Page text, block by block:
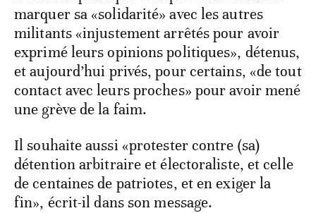
marquer sa «solidarité» avec les autres
militants «injustement arrêtés pour avoir
exprimé leurs opinions politiques», détenus,
et aujourd’hui privés, pour certains, «de tout
contact avec leurs proches» pour avoir mené
une grève de la faim.
Il souhaite aussi «protester contre (sa)
détention arbitraire et électoraliste, et celle
de centaines de patriotes, et en exiger la
fin», écrit-il dans son message.